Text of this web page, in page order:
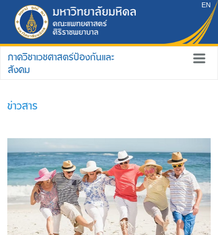
EN
ภาควิชาเวชศาสตร์ป้องกันและ
สังคม
ข่าวสาร